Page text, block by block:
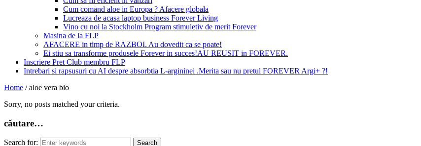
Cum comand aloe in Europa ? Afacere globala
Lucreaza de acasa laptop business Forever Living
Vino cu noi la Stockholm Program stimuletiv de merit Forever
Masina de la FLP
AFACERE in timp de RAZBOI. Au dovedit ca se poate!
Ei stiu sa transforme produsele Forever in succes!AU REUSIT in FOREVER.
Inscriere Pret Club membru FLP
Intrebari si rapsusuri cu AI despre absorbtia L-argininei .Merita sau nu pretul FOREVER Argi+ ?!
Home / aloe vera bio
Sorry, no posts matched your criteria.
căutare…
Search for: